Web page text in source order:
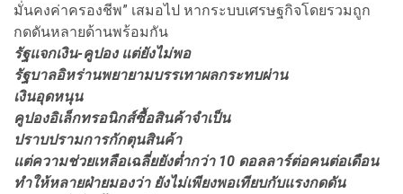
มั่นคงค่าครองชีพ” เสมอไป หากระบบเศรษฐกิจโดยรวมถูก
กดดันหลายด้านพร้อมกัน
รัฐแจกเงิน-คูปอง แต่ยังไม่พอ
รัฐบาลอิหร่านพยายามบรรเทาผลกระทบผ่าน
เงินอุดหนุน
คูปองอิเล็กทรอนิกส์ซื้อสินค้าจำเป็น
ปราบปรามการกักตุนสินค้า
แต่ความช่วยเหลือเฉลี่ยยังต่ำกว่า 10 ดอลลาร์ต่อคนต่อเดือน
ทำให้หลายฝ่ายมองว่า ยังไม่เพียงพอเทียบกับแรงกดดัน